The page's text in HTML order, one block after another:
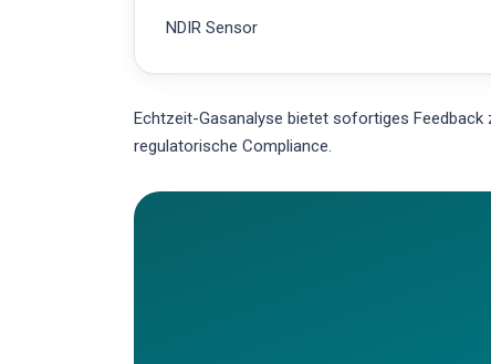
NDIR Sensor
Echtzeit-Gasanalyse bietet sofortiges
regulatorische Compliance.